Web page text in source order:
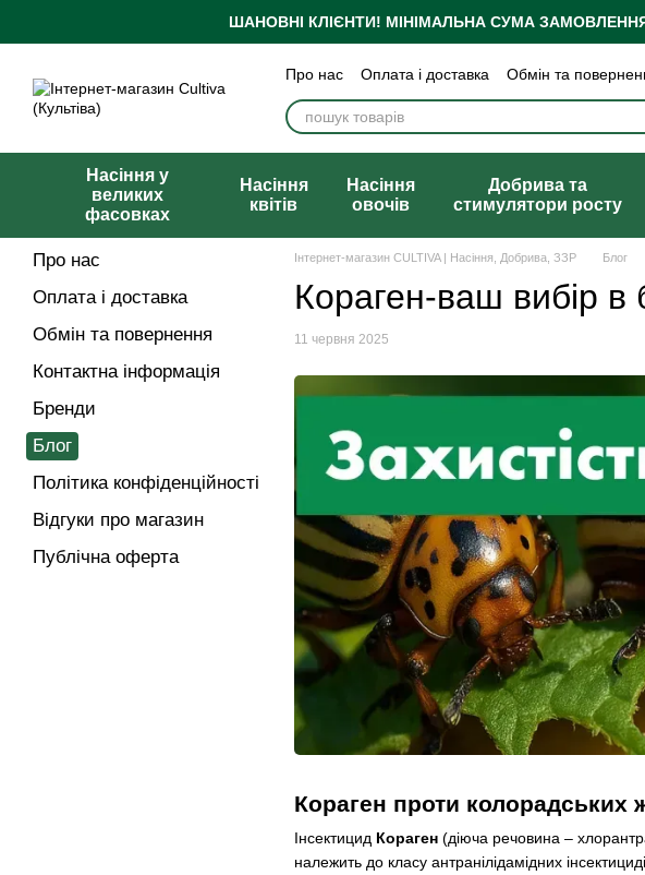
Перейти до основного контентуШАНОВНІ КЛІЄНТИ! МІНІМАЛЬНА СУМА
Про нас Оплата і доставка Обмін та
Бренди
Блог Політика конфіденційності
Публічна оферта
Насіння у
великих
фасовках
Насіння
квітів
Насіння
овочів
Добрива та
стимулятори росту
Інтернет-магазин CULTIVA | Насіння, Добрива, ЗЗР Блог
Кораген-ваш вибір в
11 червня 2025
Кораген проти колорадських
Інсектицид Кораген (діюча речовина –
належить до класу антранілідамідних
Про нас
Оплата і доставка
Обмін та повернення
Контактна інформація
Бренди
Блог
Політика конфіденційності
Відгуки про магазин
Публічна оферта